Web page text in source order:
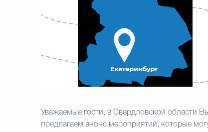
Уважаемые гости, в Свердловской области
предлагаем анонс мероприятий, которые